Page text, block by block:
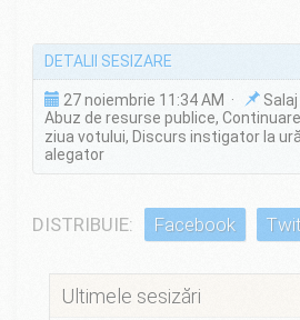
DETALII SESIZARE
27 noiembrie 11:34 AM ·
Abuz de resurse publice,
ziua votului, Discurs instigator la
alegator
DISTRIBUIE: Facebook
Ultimele sesizări